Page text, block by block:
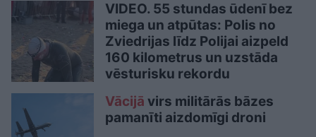
VIDEO. 55 stundas ūdenī bez
miega un atpūtas: Polis no
Zviedrijas līdz Polijai aizpeld
160 kilometrus un uzstāda
vēsturisku rekordu
Vācijā virs militārās bāzes
pamanīti aizdomīgi droni